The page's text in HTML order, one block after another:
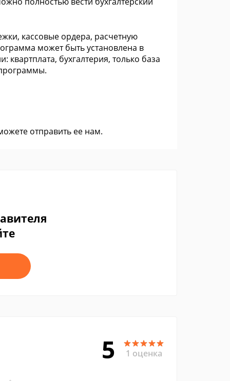
кассовые ордера, расчетную
может быть установлена в
бухгалтерия, только база
отправить ее нам.
5 1 оценка